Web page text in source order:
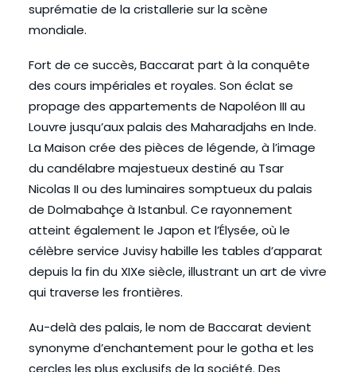
suprématie de la cristallerie sur la scène
mondiale.
Fort de ce succès, Baccarat part à la conquête
des cours impériales et royales. Son éclat se
propage des appartements de Napoléon III au
Louvre jusqu’aux palais des Maharadjahs en Inde.
La Maison crée des pièces de légende, à l’image
du candélabre majestueux destiné au Tsar
Nicolas II ou des luminaires somptueux du palais
de Dolmabahçe à Istanbul. Ce rayonnement
atteint également le Japon et l’Élysée, où le
célèbre service Juvisy habille les tables d’apparat
depuis la fin du XIXe siècle, illustrant un art de vivre
qui traverse les frontières.
Au-delà des palais, le nom de Baccarat devient
synonyme d’enchantement pour le gotha et les
cercles les plus exclusifs de la société. Des